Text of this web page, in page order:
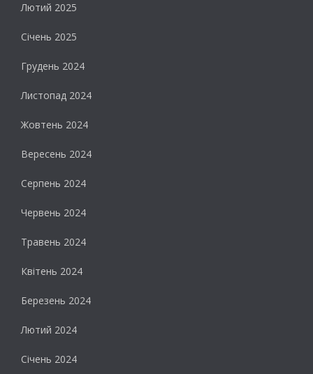
Лютий 2025
Січень 2025
Грудень 2024
Листопад 2024
Жовтень 2024
Вересень 2024
Серпень 2024
Червень 2024
Травень 2024
Квітень 2024
Березень 2024
Лютий 2024
Січень 2024